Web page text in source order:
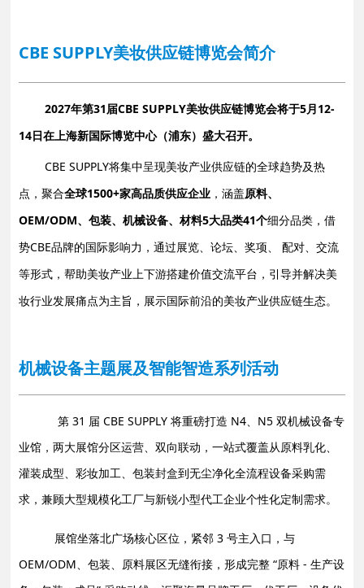
CBE SUPPLY美妆供应链博览会简介
2027年第31届CBE SUPPLY美妆供应链博览会将于5月12-
14日在上海新国际博览中心（浦东）盛大召开。
CBE SUPPLY将集中呈现美妆产业供应链的全球趋势及热
点，聚合全球1500+家高品质供应企业 ，涵盖原料、
OEM/ODM、包装、机械设备、材料5大品类41个细分品类，借
势CBE品牌的国际影响力，通过展览、论坛、奖项、 配对、交流
等形式，帮助美妆产业上下游搭建价值交流平台，引导并解决美
妆行业发展痛点为主旨，展示国际前沿的美妆产业供应链生态。
机械设备主题展及智能智造系列活动
第 31 届 CBE SUPPLY 将重磅打造 N4、N5 双机械设备专
业馆，两大展馆分区运营、双向联动，一站式覆盖从原料乳化、
灌装成型、彩妆加工、包装封盒到无尘净化全流程设备采购需
求，兼顾大型规模化工厂与新锐小型代工企业个性化定制需求。
展馆坐落北广场核心区位，紧邻 3 号主入口，与
OEM/ODM、包装、原料展区无缝衔接，形成完整 “原料 - 生产设